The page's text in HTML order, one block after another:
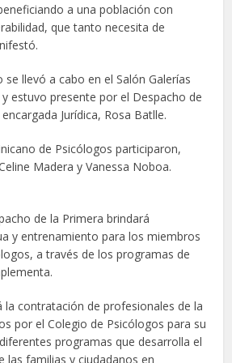
a una población con
que tanto necesita de
llevó a cabo en el Salón Galerías
estuvo presente por el Despacho de
Jurídica, Rosa Batlle.
de Psicólogos participaron,
Madera y Vanessa Noboa.
de la Primera brindará
y entrenamiento para los miembros
a través de los programas de
la contratación de profesionales de la
por el Colegio de Psicólogos para su
programas que desarrolla el
las familias y ciudadanos en